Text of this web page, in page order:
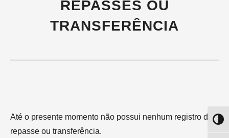
REPASSES OU
TRANSFERÊNCIA
Até o presente momento não possui nenhum registro de
repasse ou transferência.